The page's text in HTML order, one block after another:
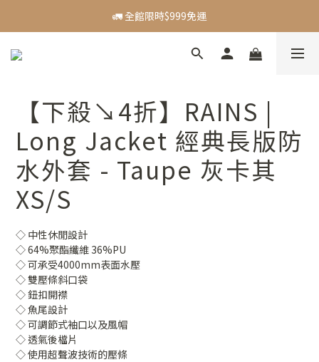
🪙 新會員贈$50購物金
🚛 全館限時$999免運
【主題活動】Dadventure｜精選好物83折起
【下殺↘4折】RAINS |
Long Jacket 經典長版防
水外套 - Taupe 灰卡其
XS/S
◇ 中性休閒設計
◇ 64%聚酯纖維 36%PU
◇ 可承受4000mm表面水壓
◇ 雙壓條斜口袋
◇ 鈕扣開襟
◇ 魚尾設計
◇ 可調節式袖口以及風帽
◇ 透氣後檔片
◇ 使用超聲波技術的壓條